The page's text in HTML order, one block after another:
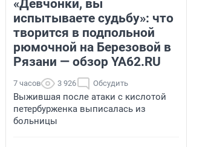
«Девчонки, вы
испытываете судьбу»: что
творится в подпольной
рюмочной на Березовой в
Рязани — обзор YA62.RU
7 часов 3 926 Обсудить
Выжившая после атаки с кислотой
петербурженка выписалась из
больницы